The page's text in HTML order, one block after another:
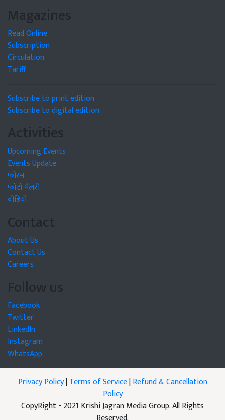
Magazines
Read Online
Subscription
Circulation
Tariff
Subscribe to print edition
Subscribe to digital edition
Activities
Upcoming Events
Events Update
फोरम
फोटो गैलरी
वीडियो
Contact
About Us
Contact Us
Careers
Follow us
Facebook
Twitter
LinkedIn
Instagram
WhatsApp
Privacy Policy|Terms of Service|Refund & Cancellation
Policy
CopyRight - 2021 Krishi Jagran Media Group. All Rights